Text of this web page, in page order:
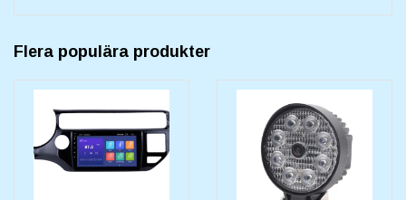
Flera populära produkter